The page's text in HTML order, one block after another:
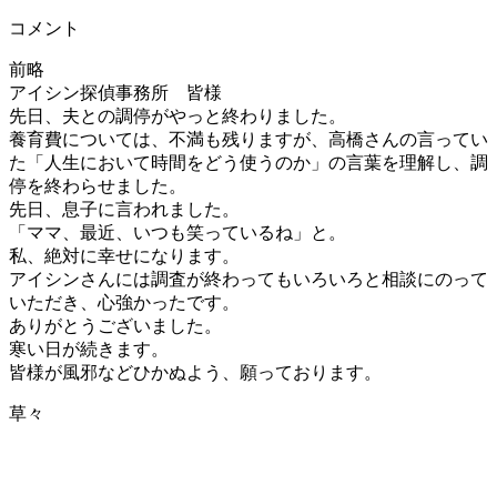
コメント
前略
アイシン探偵事務所 皆様
先日、夫との調停がやっと終わりました。
養育費については、不満も残りますが、高橋さんの言ってい
た「人生において時間をどう使うのか」の言葉を理解し、調
停を終わらせました。
先日、息子に言われました。
「ママ、最近、いつも笑っているね」と。
私、絶対に幸せになります。
アイシンさんには調査が終わってもいろいろと相談にのって
いただき、心強かったです。
ありがとうございました。
寒い日が続きます。
皆様が風邪などひかぬよう、願っております。
草々